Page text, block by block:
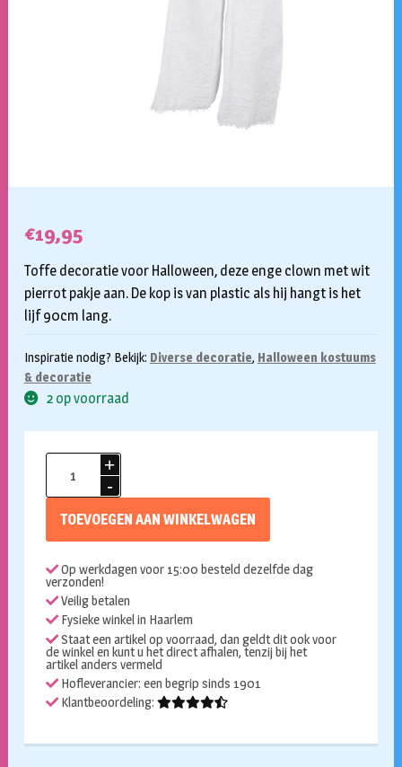
€19,95
Toffe decoratie voor Halloween, deze enge clown met wit
pierrot pakje aan. De kop is van plastic als hij hangt is het
lijf 90cm lang.
Inspiratie nodig? Bekijk: Diverse decoratie, Halloween kostuums
& decoratie
2 op voorraad
clown
aantal
TOEVOEGEN AAN WINKELWAGEN
Op werkdagen voor 15:00 besteld dezelfde dag
verzonden!
Veilig betalen
Fysieke winkel in Haarlem
Staat een artikel op voorraad, dan geldt dit ook voor
de winkel en kunt u het direct afhalen, tenzij bij het
artikel anders vermeld
Hofleverancier: een begrip sinds 1901
Klantbeoordeling: